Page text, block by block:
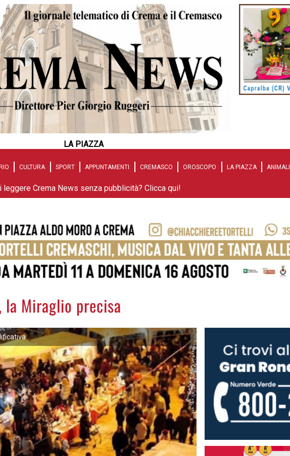
LA PIAZZA
CULTURA SPORT APPUNTAMENTI CREMASCO OROSCOPO LA PIAZZA ANIMALI
leggere Crema News senza pubblicità? Clicca qui!
Miraglio precisa